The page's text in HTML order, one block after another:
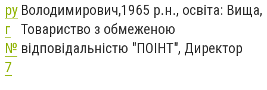
ру
г
№
7
Володимирович,1965 р.н., освіта: Вища,
Товариство з обмеженою
відповідальністю "ПОІНТ", Директор